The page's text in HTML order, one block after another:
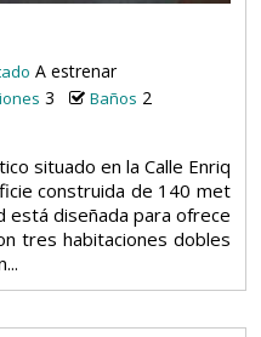
A estrenar
3 Baños 2
situado en la Calle Enriq
construida de 140 met
está diseñada para ofrece
tres habitaciones dobles